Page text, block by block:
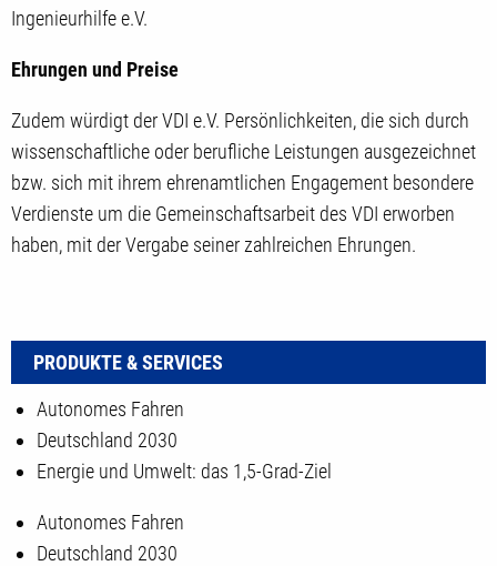
Ingenieurhilfe e.V.
Ehrungen und Preise
Zudem würdigt der VDI e.V. Persönlichkeiten, die sich durch
wissenschaftliche oder berufliche Leistungen ausgezeichnet
bzw. sich mit ihrem ehrenamtlichen Engagement besondere
Verdienste um die Gemeinschaftsarbeit des VDI erworben
haben, mit der Vergabe seiner zahlreichen Ehrungen.
PRODUKTE & SERVICES
Autonomes Fahren
Deutschland 2030
Energie und Umwelt: das 1,5-Grad-Ziel
Autonomes Fahren
Deutschland 2030